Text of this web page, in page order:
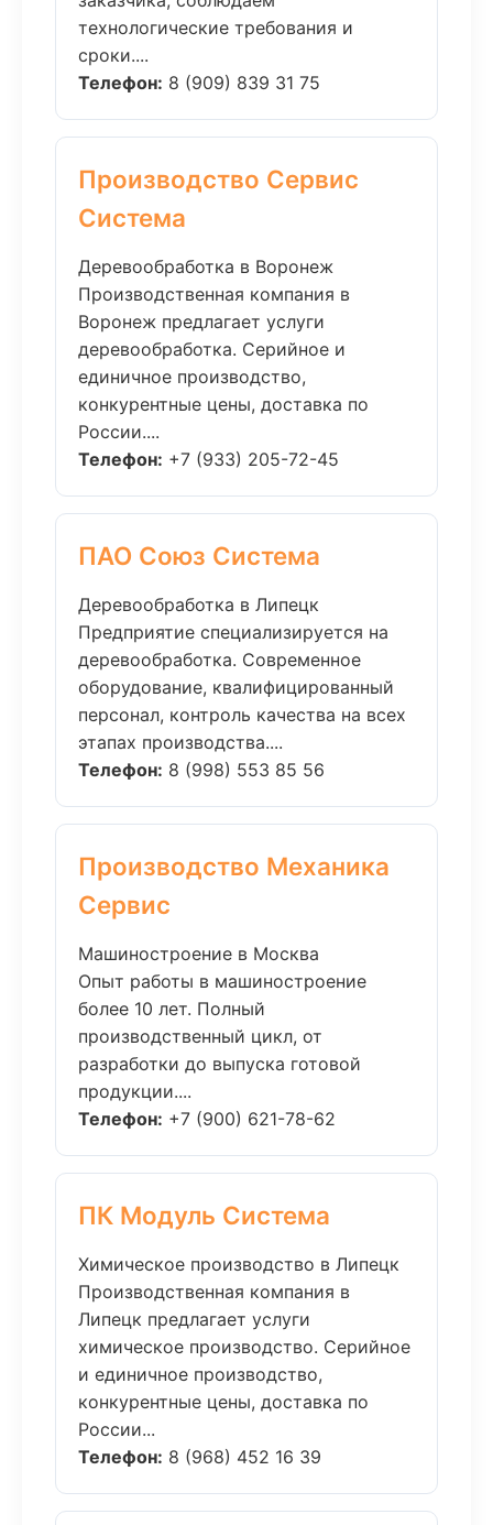
технологические требования и
сроки....
Телефон: 8 (909) 839 31 75
Производство Сервис
Система
Деревообработка в Воронеж
Производственная компания в
Воронеж предлагает услуги
деревообработка. Серийное и
единичное производство,
конкурентные цены, доставка по
России....
Телефон: +7 (933) 205-72-45
ПАО Союз Система
Деревообработка в Липецк
Предприятие специализируется на
деревообработка. Современное
оборудование, квалифицированный
персонал, контроль качества на всех
этапах производства....
Телефон: 8 (998) 553 85 56
Производство Механика
Сервис
Машиностроение в Москва
Опыт работы в машиностроение
более 10 лет. Полный
производственный цикл, от
разработки до выпуска готовой
продукции....
Телефон: +7 (900) 621-78-62
ПК Модуль Система
Химическое производство в Липецк
Производственная компания в
Липецк предлагает услуги
химическое производство. Серийное
и единичное производство,
конкурентные цены, доставка по
России...
Телефон: 8 (968) 452 16 39